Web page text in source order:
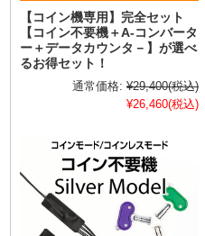
【コイン機専用】完全セット
【コイン不要機＋A-コンバータ
ー＋データカウンタ－】が選べ
るお得セット！
通常価格: ¥29,400(税込)
¥26,460(税込)